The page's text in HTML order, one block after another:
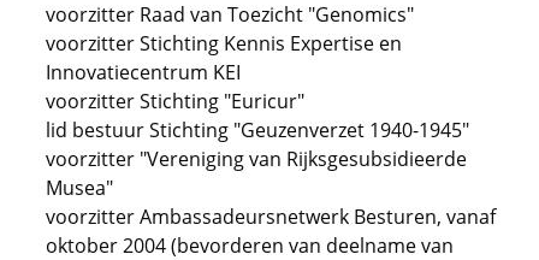
voorzitter Raad van Toezicht "Genomics"
voorzitter Stichting Kennis Expertise en
Innovatiecentrum KEI
voorzitter Stichting "Euricur"
lid bestuur Stichting "Geuzenverzet 1940-1945"
voorzitter "Vereniging van Rijksgesubsidieerde
Musea"
voorzitter Ambassadeursnetwerk Besturen, vanaf
oktober 2004 (bevorderen van deelname van